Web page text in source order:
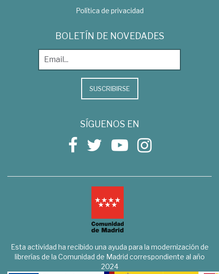
Política de privacidad
BOLETÍN DE NOVEDADES
SUSCRIBIRSE
SÍGUENOS EN
Esta actividad ha recibido una ayuda para la modernización de
librerías de la Comunidad de Madrid correspondiente al año
2024